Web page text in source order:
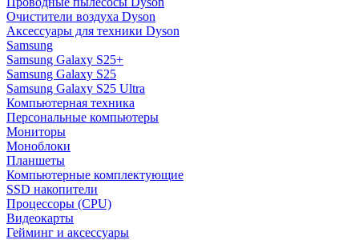
Очистители воздуха Dyson
Аксессуары для техники Dyson
Samsung
Samsung Galaxy S25+
Samsung Galaxy S25
Samsung Galaxy S25 Ultra
Компьютерная техника
Персональные компьютеры
Мониторы
Моноблоки
Планшеты
Компьютерные комплектующие
SSD накопители
Процессоры (CPU)
Видеокарты
Гейминг и аксессуары